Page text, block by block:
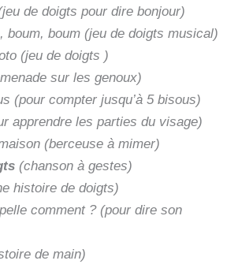
de doigts pour dire bonjour)
boum, boum (jeu de doigts musical)
(jeu de doigts )
sur les genoux)
(pour compter jusqu’à 5 bisous)
apprendre les parties du visage)
(berceuse à mimer)
(chanson à gestes)
histoire de doigts)
comment ? (pour dire son
de main)